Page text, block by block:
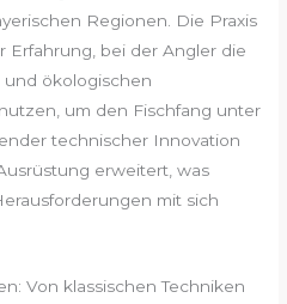
Regionen. Die Praxis
Erfahrung, bei der Angler die
und ökologischen
um den Fischfang unter
technischer Innovation
erweitert, was
mit sich
Von klassischen Techniken